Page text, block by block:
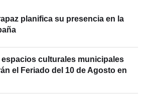
planifica su presencia en la
espacios culturales municipales
el Feriado del 10 de Agosto en